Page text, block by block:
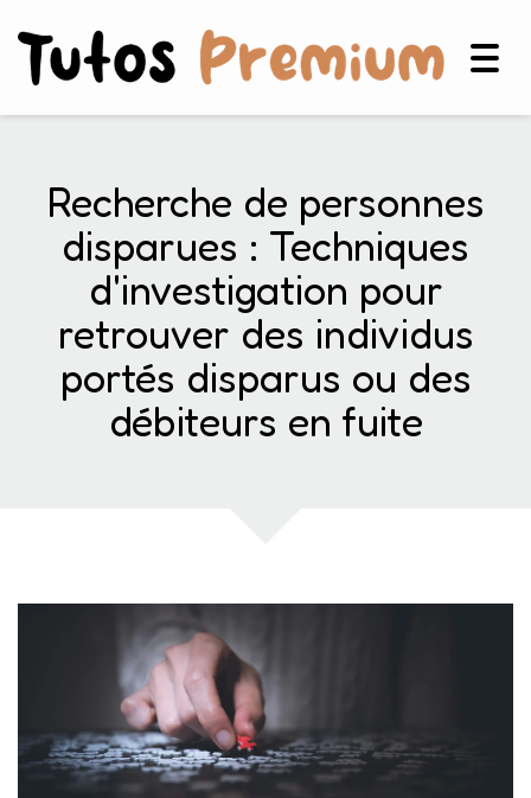
Recherche de personnes
disparues : Techniques
d'investigation pour
retrouver des individus
portés disparus ou des
débiteurs en fuite